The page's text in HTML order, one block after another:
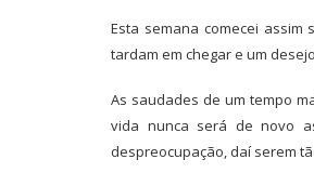
Esta semana comecei
tardam em chegar e um
As saudades de um tempo
vida nunca será de novo
despreocupação, daí serem